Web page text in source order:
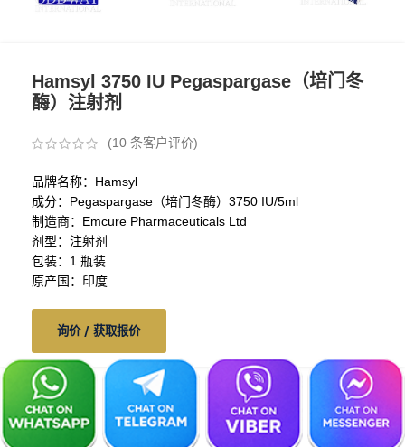
Hamsyl 3750 IU Pegaspargase（培门冬
酶）注射剂
(10 条客户评价)
品牌名称：Hamsyl
成分：Pegaspargase（培门冬酶）3750 IU/5ml
制造商：Emcure Pharmaceuticals Ltd
剂型：注射剂
包装：1 瓶装
原产国：印度
询价 / 获取报价